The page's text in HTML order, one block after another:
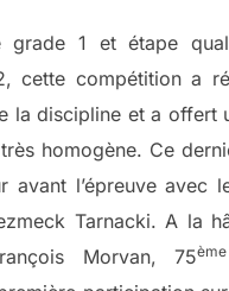
grade 1 et étape
cette compétition a
la discipline et a offert
très homogène. Ce
avant l’épreuve avec
Tarnacki. A la
Morvan, 75ème